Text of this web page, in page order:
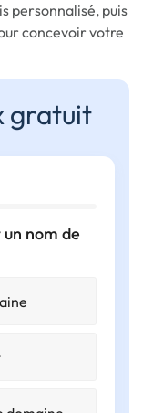
personnalisé, puis
concevoir votre
gratuit
nom de